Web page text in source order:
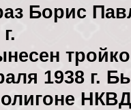
Борис
1938 г.